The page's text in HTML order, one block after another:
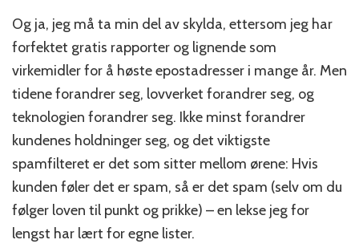
Og ja, jeg må ta min del av skylda, ettersom jeg har
forfektet gratis rapporter og lignende som
virkemidler for å høste epostadresser i mange år. Men
tidene forandrer seg, lovverket forandrer seg, og
teknologien forandrer seg. Ikke minst forandrer
kundenes holdninger seg, og det viktigste
spamfilteret er det som sitter mellom ørene: Hvis
kunden føler det er spam, så er det spam (selv om du
følger loven til punkt og prikke) – en lekse jeg for
lengst har lært for egne lister.